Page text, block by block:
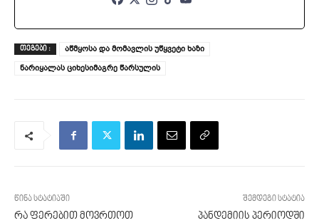
ᲗᲔᲒᲔᲑᲘ :
აწმყოსა და მომავლის უწყვეტი ხაზი
ნარიყალას ციხესიმაგრე წარსულის
წინა სტატიაში
რა ფერებით მოვრთოთ
შემდეგი სტატია
პანდემიის პერიოდში